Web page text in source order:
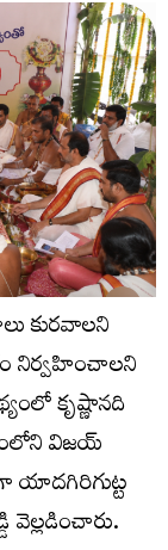
కురవాలని
నిర్వహించాలని
కృష్ణానది
విజయ్
యాదగిరిగుట్ట
వెల్లడించారు.